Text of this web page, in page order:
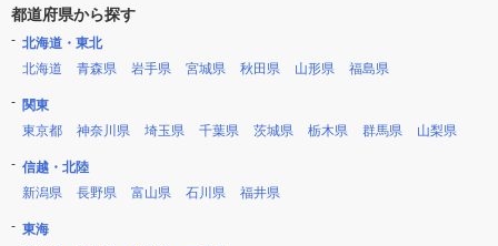
都道府県から探す
北海道・東北
北海道
青森県 岩手県 宮城県 秋田県 山形県 福島県
関東
東京都
神奈川県 埼玉県 千葉県 茨城県 栃木県 群馬県 山梨県
信越・北陸
新潟県
長野県 富山県 石川県 福井県
東海